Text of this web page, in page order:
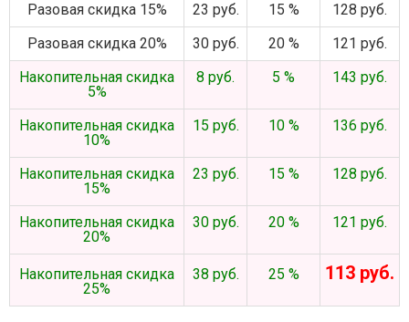
Разовая скидка 15%
23 руб. 15 %
128 руб.
Разовая скидка 20%
30 руб. 20 %
121 руб.
Накопительная скидка
5%
8 руб. 5 % 143 руб.
Накопительная скидка
10%
15 руб. 10 % 136 руб.
Накопительная скидка
15%
23 руб. 15 % 128 руб.
Накопительная скидка
20%
30 руб. 20 % 121 руб.
Накопительная скидка
25%
38 руб. 25 % 113 руб.